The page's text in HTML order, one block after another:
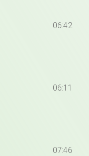
06:42
06:11
07:46